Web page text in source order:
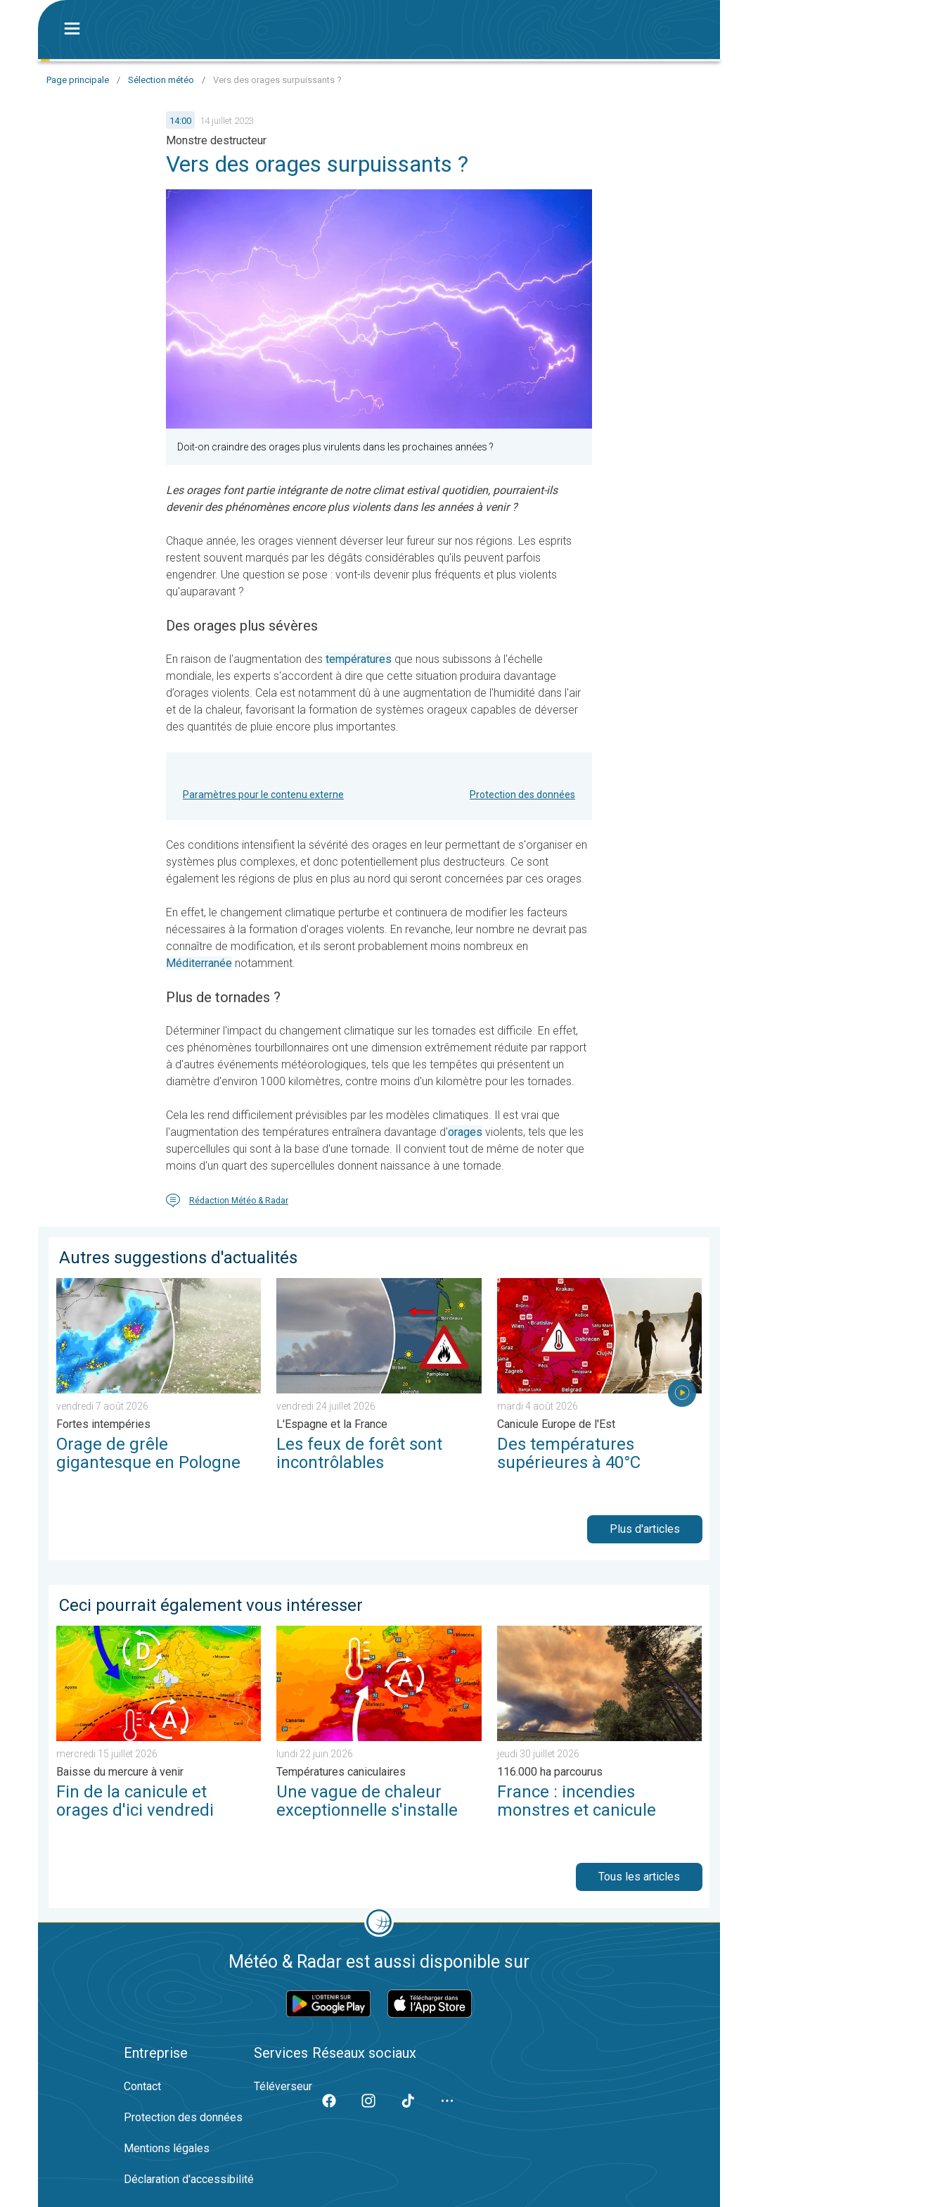
Page principale / Sélection météo / Vers des orages surpuissants ?
14:00 14 juillet 2023
Monstre destructeur
Vers des orages surpuissants ?
Doit-on craindre des orages plus virulents dans les prochaines années ?
Les orages font partie intégrante de notre climat estival quotidien, pourraient-ils
devenir des phénomènes encore plus violents dans les années à venir ?
Chaque année, les orages viennent déverser leur fureur sur nos régions. Les esprits
restent souvent marqués par les dégâts considérables qu'ils peuvent parfois
engendrer. Une question se pose : vont-ils devenir plus fréquents et plus violents
qu'auparavant ?
Des orages plus sévères
En raison de l'augmentation des températures que nous subissons à l'échelle
mondiale, les experts s'accordent à dire que cette situation produira davantage
d’orages violents. Cela est notamment dû à une augmentation de l'humidité dans l'air
et de la chaleur, favorisant la formation de systèmes orageux capables de déverser
des quantités de pluie encore plus importantes.
Paramètres pour le contenu externe Protection des données
Ces conditions intensifient la sévérité des orages en leur permettant de s'organiser en
systèmes plus complexes, et donc potentiellement plus destructeurs. Ce sont
également les régions de plus en plus au nord qui seront concernées par ces orages.
En effet, le changement climatique perturbe et continuera de modifier les facteurs
nécessaires à la formation d'orages violents. En revanche, leur nombre ne devrait pas
connaître de modification, et ils seront probablement moins nombreux en
Méditerranée notamment.
Plus de tornades ?
Déterminer l'impact du changement climatique sur les tornades est difficile. En effet,
ces phénomènes tourbillonnaires ont une dimension extrêmement réduite par rapport
à d'autres événements météorologiques, tels que les tempêtes qui présentent un
diamètre d'environ 1000 kilomètres, contre moins d'un kilomètre pour les tornades.
Cela les rend difficilement prévisibles par les modèles climatiques. Il est vrai que
l'augmentation des températures entraînera davantage d'orages violents, tels que les
supercellules qui sont à la base d'une tornade. Il convient tout de même de noter que
moins d'un quart des supercellules donnent naissance à une tornade.
Rédaction Météo & Radar
Autres suggestions d'actualités
Orage de grêle gigantesque en Pologne. Fortes intempéries. . . vendredi 7 août 2026
vendredi 7 août 2026
Fortes intempéries
Orage de grêle
gigantesque en Pologne
Les feux de forêt sont incontrôlables. L'Espagne et la France. . . vendredi 24 juillet 2026
vendredi 24 juillet 2026
L'Espagne et la France
Les feux de forêt sont
incontrôlables
Des températures supérieures à 40°C. Canicule Europe de l'Est. . . mardi 4 août 2026
mardi 4 août 2026
Canicule Europe de l'Est
Des températures
supérieures à 40°C
Plus d'articles
Ceci pourrait également vous intéresser
Fin de la canicule et orages d'ici vendredi. Baisse du mercure à venir. . . mercredi 15 juillet 2026
mercredi 15 juillet 2026
Baisse du mercure à venir
Fin de la canicule et
orages d'ici vendredi
Une vague de chaleur exceptionnelle s'installe. Températures caniculaires. . . lundi 22 juin 2026
lundi 22 juin 2026
Températures caniculaires
Une vague de chaleur
exceptionnelle s'installe
France : incendies monstres et canicule. 116.000 ha parcourus. . . jeudi 30 juillet 2026
jeudi 30 juillet 2026
116.000 ha parcourus
France : incendies
monstres et canicule
Tous les articles
Météo & Radar est aussi disponible sur
Entreprise
Contact
Protection des données
Mentions légales
Déclaration d'accessibilité
Services
Téléverseur
Réseaux sociaux